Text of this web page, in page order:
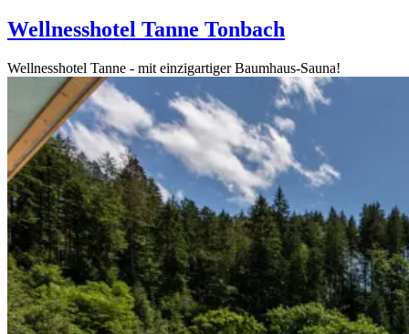
Wellnesshotel Tanne Tonbach
Wellnesshotel Tanne - mit einzigartiger Baumhaus-Sauna!